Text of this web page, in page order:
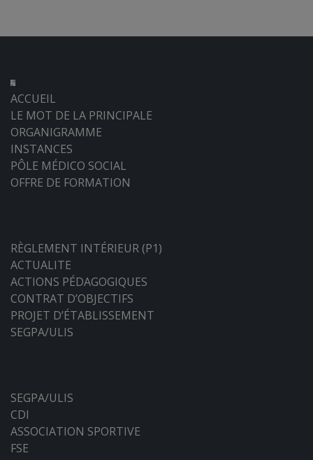
ACCUEIL
LE MOT DE LA PRINCIPALE
ORGANIGRAMME
INSTANCES
PÔLE MÉDICO SOCIAL
OFFRE DE FORMATION
RÈGLEMENT INTÉRIEUR (P1)
ACTUALITE
ACTIONS PÉDAGOGIQUES
CONTRAT D’OBJECTIFS
PROJET D’ÉTABLISSEMENT
SEGPA/ULIS
SEGPA/ULIS
CDI
ASSOCIATION SPORTIVE
FSE